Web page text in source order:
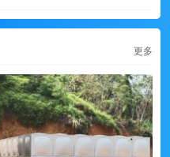
更多